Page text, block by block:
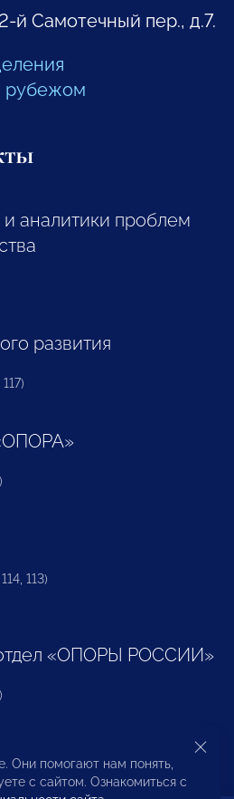
й Самотечный пер., д.7.
рубежом
аналитики проблем
развития
113)
«ОПОРЫ РОССИИ»
предпринимателей и
Они помогают нам понять,
с сайтом. Ознакомиться с